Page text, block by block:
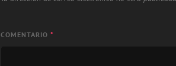
COMENTARIO*